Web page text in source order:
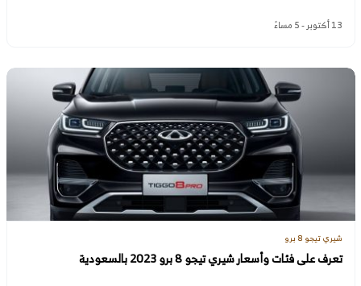
13 أكتوبر - 5 مساءً
شيري تيجو 8 برو
تعرف على فئات وأسعار شيري تيجو 8 برو 2023 بالسعودية